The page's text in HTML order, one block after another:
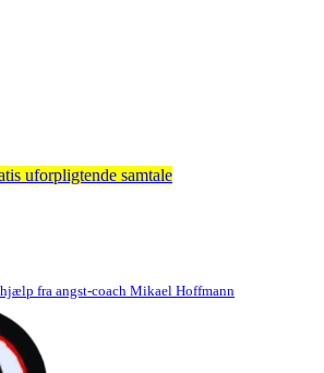
uforpligtende samtale
fra angst-coach Mikael Hoffmann